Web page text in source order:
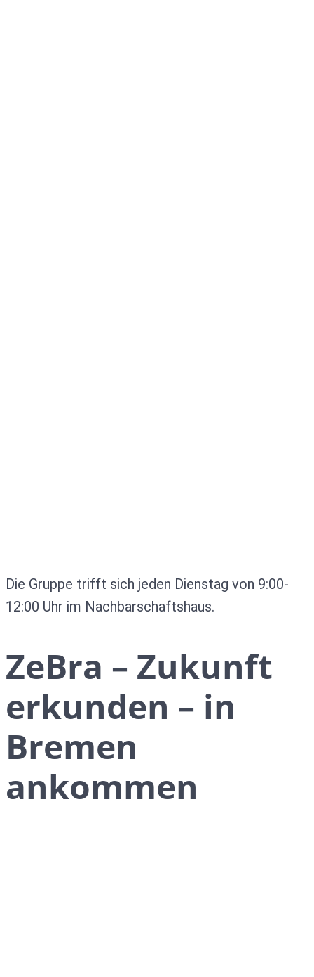
Die Gruppe trifft sich jeden Dienstag von 9:00-
12:00 Uhr im Nachbarschaftshaus.
ZeBra – Zukunft
erkunden – in
Bremen
ankommen